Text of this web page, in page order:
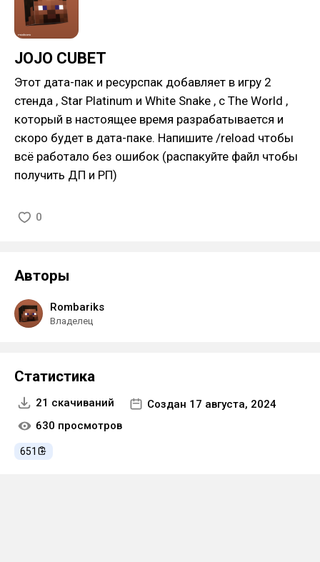
JOJO CUBET
Этот дата-пак и ресурспак добавляет в игру 2
стенда , Star Platinum и White Snake , с The World ,
который в настоящее время разрабатывается и
скоро будет в дата-паке. Напишите /reload чтобы
всё работало без ошибок (распакуйте файл чтобы
получить ДП и РП)
0
Авторы
Rombariks
Владелец
Статистика
21 скачиваний
Создан 17 августа, 2024
630 просмотров
651